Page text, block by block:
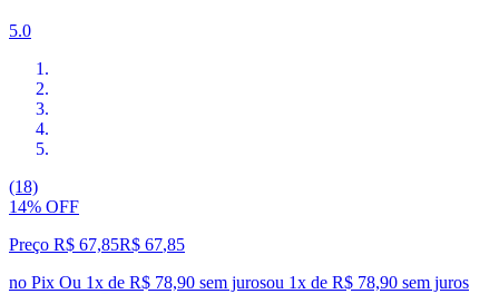
5.0
(18)
14% OFF
Preço R$ 67,85R$ 67,85
no Pix Ou 1x de R$ 78,90 sem jurosou 1x de R$ 78,90 sem juros